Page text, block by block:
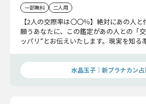
一部無料 二人用
【2人の交際率は〇〇％】絶対にあの人
願うあなたに、この鑑定があの人との「
ッパリ”とお伝えいたします。現実を知る
水晶玉子｜新プラナカン占